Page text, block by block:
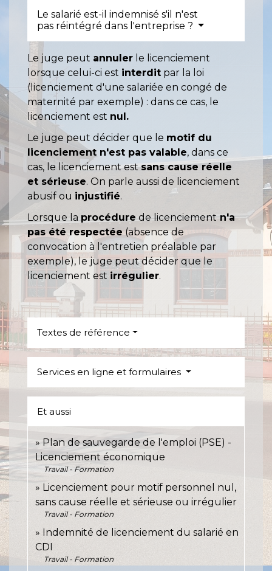
Le salarié est-il indemnisé s'il n'est
pas réintégré dans l'entreprise ?
Le juge peut annuler le licenciement
lorsque celui-ci est interdit par la loi
(licenciement d'une salariée en congé de
maternité par exemple) : dans ce cas, le
licenciement est nul.
Le juge peut décider que le motif du
licenciement n'est pas valable, dans ce
cas, le licenciement estsans cause réelle
et sérieuse. On parle aussi de licenciement
abusif ou injustifié.
Lorsque laprocédurede licenciementn'a
pas été respectée(absence de
convocation à l'entretien préalable par
exemple), le juge peut décider que le
licenciement est irrégulier.
Textes de référence
Services en ligne et formulaires
Et aussi
Plan de sauvegarde de l'emploi (PSE) -
Licenciement économique
Travail - Formation
Licenciement pour motif personnel nul,
sans cause réelle et sérieuse ou irrégulier
Travail - Formation
Indemnité de licenciement du salarié en
CDI
Travail - Formation